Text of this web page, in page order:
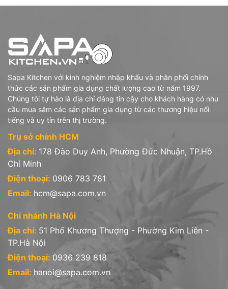
Sapa Kitchen với kinh nghiệm nhập khẩu và phân phối chính
thức các sản phẩm gia dụng chất lượng cao từ năm 1997.
Chúng tôi tự hào là địa chỉ đáng tin cậy cho khách hàng có nhu
cầu mua sắm các sản phẩm gia dụng từ các thương hiệu nổi
tiếng và uy tín trên thị trường.
Trụ sở chính HCM
Địa chỉ: 178 Đào Duy Anh, Phường Đức Nhuận, TP.Hồ
Chí Minh
Điện thoại: 0906 783 781
Email: hcm@sapa.com.vn
Chi nhánh Hà Nội
Địa chỉ: 51 Phố Khương Thượng - Phường Kim Liên -
TP.Hà Nội
Điện thoại: 0936 239 818
Email: hanoi@sapa.com.vn